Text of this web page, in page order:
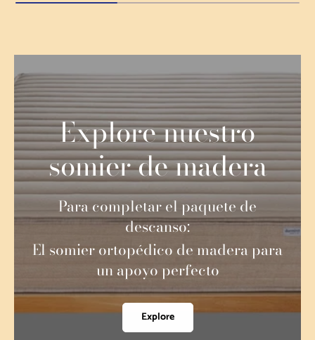
Explore nuestro
somier de madera
Para completar el paquete de
descanso:
El somier ortopédico de madera para
un apoyo perfecto
Explore